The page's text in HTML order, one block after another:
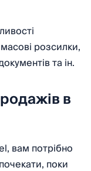
розсилки,
та ін.
в
вам потрібно
поки